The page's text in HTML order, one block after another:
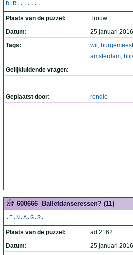
D.R.......
Plaats van de puzzel:
Trouw
Datum:
25 januari
Tags:
wil ,
amsterdam,
Gelijkluidende vragen:
Geplaatst door: rondie
600666 Balletdanseressen? (11)
.E.N.A.G.R.
Plaats van de puzzel:
ad 2162
Datum:
25 januari